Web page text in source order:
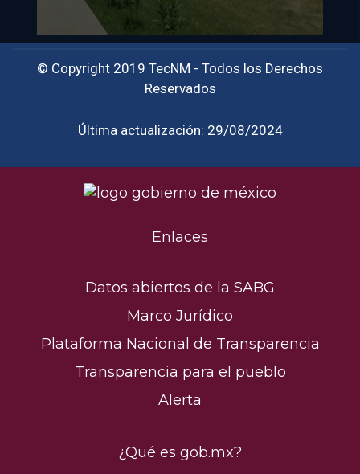
© Copyright 2019 TecNM - Todos los Derechos
Reservados
Última actualización: 29/08/2024
Enlaces
Datos abiertos de la SABG
Marco Jurídico
Plataforma Nacional de Transparencia
Transparencia para el pueblo
Alerta
¿Qué es gob.mx?